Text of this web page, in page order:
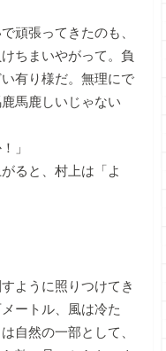
頑張ってきたのも、
ちまいやがって。負
有り様だ。無理にで
馬鹿しいじゃない
」
ると、村上は「よ
ように照りつけてき
ートル、風は冷た
自然の一部として、